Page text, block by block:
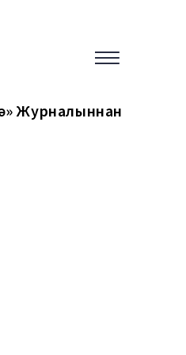
Журналыннан